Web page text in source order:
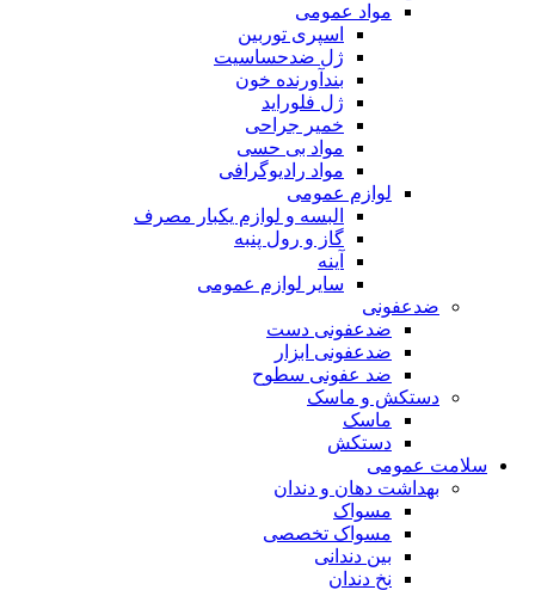
مواد عمومی
اسپری توربین
ژل ضدحساسیت
بندآورنده خون
ژل فلوراید
خمیر جراحی
مواد بی حسی
مواد رادیوگرافی
لوازم عمومی
البسه و لوازم یکبار مصرف
گاز و رول پنبه
آینه
سایر لوازم عمومی
ضدعفونی
ضدعفونی دست
ضدعفونی ابزار
ضد عفونی سطوح
دستکش و ماسک
ماسک
دستکش
سلامت عمومی
بهداشت دهان و دندان
مسواک
مسواک تخصصی
بین دندانی
نخ دندان